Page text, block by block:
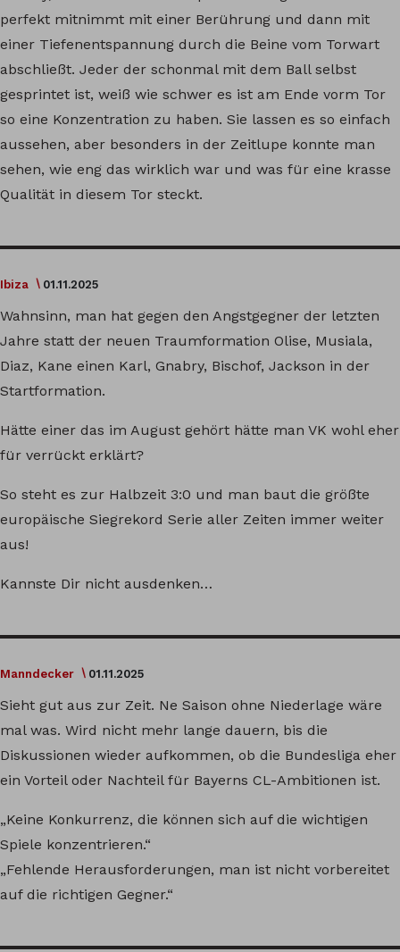
perfekt mitnimmt mit einer Berührung und dann mit
einer Tiefenentspannung durch die Beine vom Torwart
abschließt. Jeder der schonmal mit dem Ball selbst
gesprintet ist, weiß wie schwer es ist am Ende vorm Tor
so eine Konzentration zu haben. Sie lassen es so einfach
aussehen, aber besonders in der Zeitlupe konnte man
sehen, wie eng das wirklich war und was für eine krasse
Qualität in diesem Tor steckt.
Ibiza 01.11.2025
Wahnsinn, man hat gegen den Angstgegner der letzten
Jahre statt der neuen Traumformation Olise, Musiala,
Diaz, Kane einen Karl, Gnabry, Bischof, Jackson in der
Startformation.
Hätte einer das im August gehört hätte man VK wohl eher
für verrückt erklärt?
So steht es zur Halbzeit 3:0 und man baut die größte
europäische Siegrekord Serie aller Zeiten immer weiter
aus!
Kannste Dir nicht ausdenken…
Manndecker 01.11.2025
Sieht gut aus zur Zeit. Ne Saison ohne Niederlage wäre
mal was. Wird nicht mehr lange dauern, bis die
Diskussionen wieder aufkommen, ob die Bundesliga eher
ein Vorteil oder Nachteil für Bayerns CL-Ambitionen ist.
„Keine Konkurrenz, die können sich auf die wichtigen
Spiele konzentrieren.“
„Fehlende Herausforderungen, man ist nicht vorbereitet
auf die richtigen Gegner.“